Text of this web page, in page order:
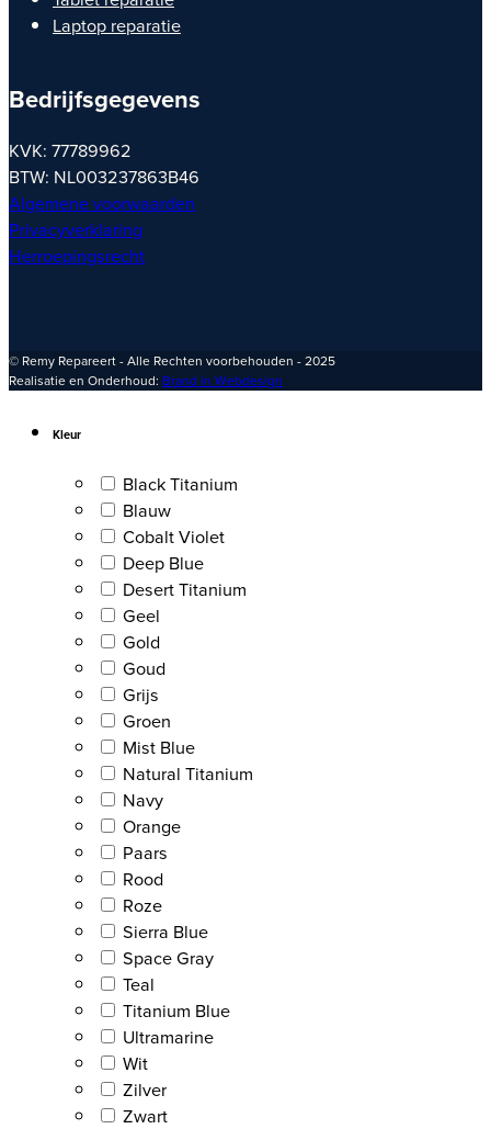
Laptop reparatie
Bedrijfsgegevens
KVK: 77789962
BTW: NL003237863B46
Algemene voorwaarden
Privacyverklaring
Herroepingsrecht
© Remy Repareert - Alle Rechten voorbehouden - 2025
Realisatie en Onderhoud: Brand in Webdesign
Kleur
Black Titanium
Blauw
Cobalt Violet
Deep Blue
Desert Titanium
Geel
Gold
Goud
Grijs
Groen
Mist Blue
Natural Titanium
Navy
Orange
Paars
Rood
Roze
Sierra Blue
Space Gray
Teal
Titanium Blue
Ultramarine
Wit
Zilver
Zwart